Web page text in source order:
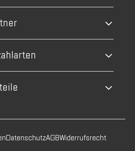
DatenschutzAGBWiderrufsrecht